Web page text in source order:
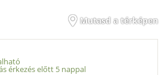
Mutasd a térképen
érkezés előtt 5 nappal